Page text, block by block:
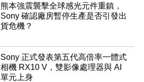
熊本強震襲擊全球感光元件重鎮，
Sony 確認廠房暫停生產是否引發出
貨危機？
Sony 正式發表第五代高倍率一體式
相機 RX10 V，雙影像處理器與 AI
單元上身